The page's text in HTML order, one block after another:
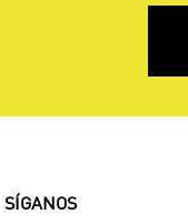
SÍGANOS